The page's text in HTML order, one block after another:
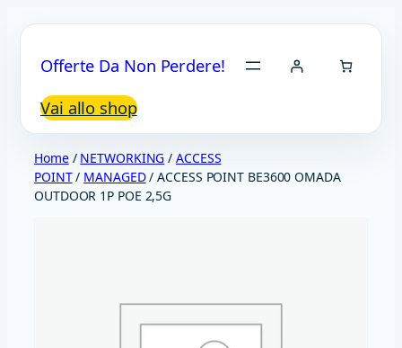
contenuto
Offerte Da Non Perdere!
Vai allo shop
Home/ NETWORKING /ACCESS
POINT/ MANAGED/ ACCESS POINT BE3600 OMADA
OUTDOOR 1P POE 2,5G